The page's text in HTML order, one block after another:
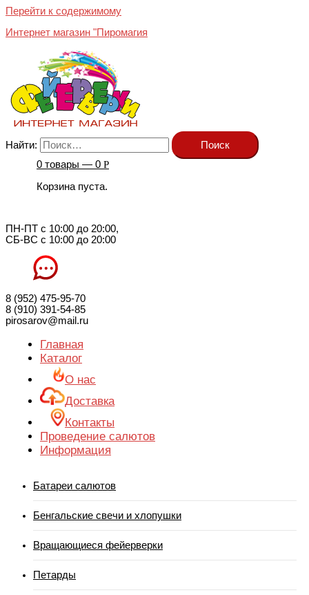
Перейти к содержимому
Интернет магазин "Пиромагия
Найти:
0 товары — 0 Р
Корзина пуста.
ПН-ПТ с 10:00 до 20:00,
СБ-ВС с 10:00 до 20:00
8 (952) 475-95-70
8 (910) 391-54-85
pirosarov@mail.ru
Главная
Каталог
О нас
Доставка
Контакты
Проведение салютов
Информация
Батареи салютов
Бенгальские свечи и хлопушки
Вращающиеся фейерверки
Петарды